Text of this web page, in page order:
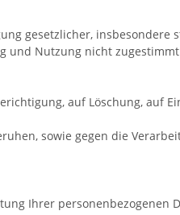
gesetzlicher, insbesondere
und Nutzung nicht
auf Löschung, auf
sowie gegen die
Ihrer personenbezogenen